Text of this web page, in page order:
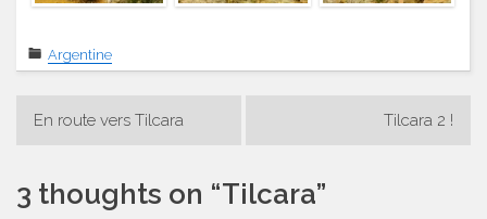
Argentine
Navigation
l’article
En route vers Tilcara Tilcara 2 !
3 thoughts on “Tilcara”